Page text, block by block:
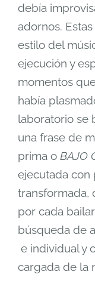
debía
adornos.
estilo del
ejecución y
momentos
había
laboratorio se
una frase de
prima o BAJO
ejecutada con
transformada,
por cada
búsqueda de
e individual y
cargada de la